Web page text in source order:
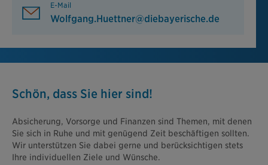
E-Mail
Wolfgang.Huettner@diebayerische.de
Schön, dass Sie hier sind!
Absicherung, Vorsorge und Finanzen sind Themen, mit denen
Sie sich in Ruhe und mit genügend Zeit beschäftigen sollten.
Wir unterstützen Sie dabei gerne und berücksichtigen stets
Ihre individuellen Ziele und Wünsche.